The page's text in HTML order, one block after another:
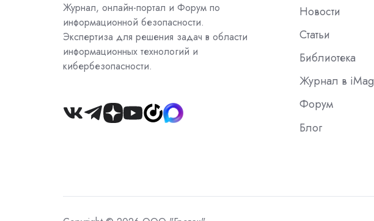
Журнал, онлайн-портал и Форум по
информационной безопасности.
Экспертиза для решения задач в области
информационных технологий и
кибербезопасности.
Join
Новости
Статьи
Библиотека
Журнал в iMag
Форум
Блог